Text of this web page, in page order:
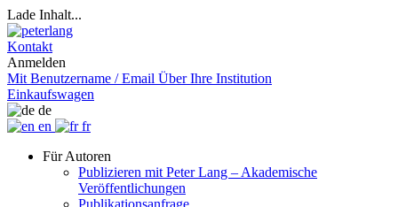
Lade Inhalt...
Kontakt
Anmelden
Mit Benutzername / Email Über Ihre Institution
Einkaufswagen
de
en
fr
Für Autoren
Publizieren mit Peter Lang – Akademische
Veröffentlichungen
Publikationsanfrage